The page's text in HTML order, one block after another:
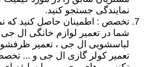
نمایندگی جستجو کنید.
تخصص : اطمینان حاصل کنید که
شما در تعمیر لوازم خانگی ال
لباسشویی ال جی ، تعمیر
تعمیر کولر گازی ال جی و ...